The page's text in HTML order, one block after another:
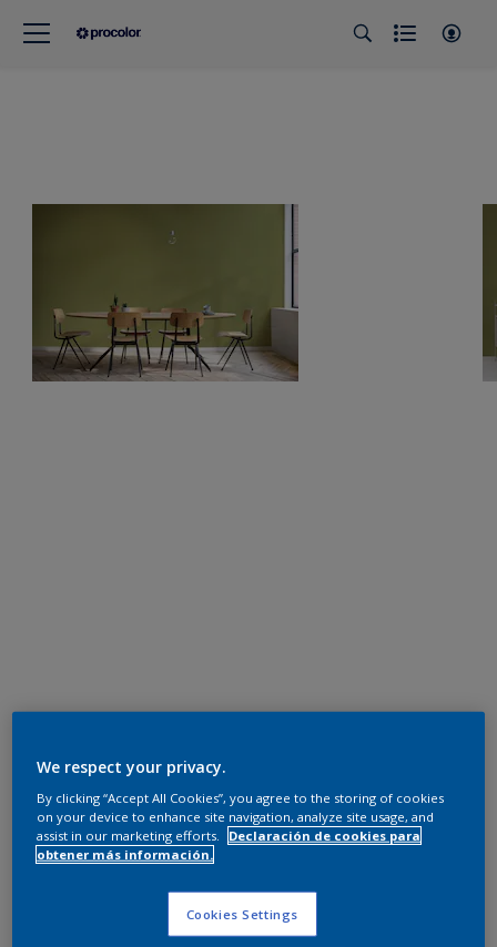
We respect your privacy.
By clicking “Accept All Cookies”, you agree to the storing of cookies
on your device to enhance site navigation, analyze site usage, and
assist in our marketing efforts.
Declaración de cookies para
obtener más información.
Cookies Settings